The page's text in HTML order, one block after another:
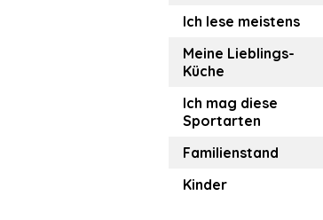
Ich lese meistens
Meine Lieblings-
Küche
Ich mag diese
Sportarten
Familienstand
Kinder